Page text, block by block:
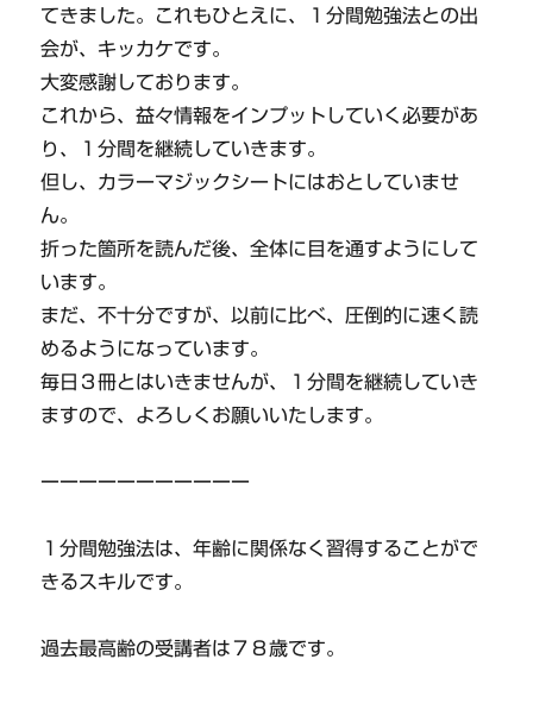
てきました。これもひとえに、１分間勉強法との出
会が、キッカケです。
大変感謝しております。
これから、益々情報をインプットしていく必要があ
り、１分間を継続していきます。
但し、カラーマジックシートにはおとしていませ
ん。
折った箇所を読んだ後、全体に目を通すようにして
います。
まだ、不十分ですが、以前に比べ、圧倒的に速く読
めるようになっています。
毎日３冊とはいきませんが、１分間を継続していき
ますので、よろしくお願いいたします。
ーーーーーーーーーーー
１分間勉強法は、年齢に関係なく習得することがで
きるスキルです。
過去最高齢の受講者は７８歳です。